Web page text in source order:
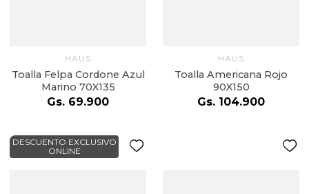
HAUS
Toalla Felpa Cordone Azul
Marino 70X135
Gs. 69.900
HAUS
Toalla Americana Rojo
90X150
Gs. 104.900
DESCUENTO EXCLUSIVO
ONLINE